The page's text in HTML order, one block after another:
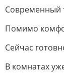
Современный
Помимо
Сейчас
В комнатах